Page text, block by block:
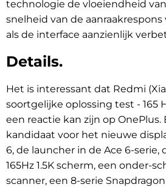
technologie de vloeiendheid
snelheid van de
als de interface aanzienlijk
Details.
Het is interessant dat Redmi
soortgelijke oplossing test - 165
een reactie kan zijn op OnePlus.
kandidaat voor het nieuwe
6, de launcher in de Ace 6-serie,
165Hz 1.5K scherm, een onder-
scanner, een 8-serie